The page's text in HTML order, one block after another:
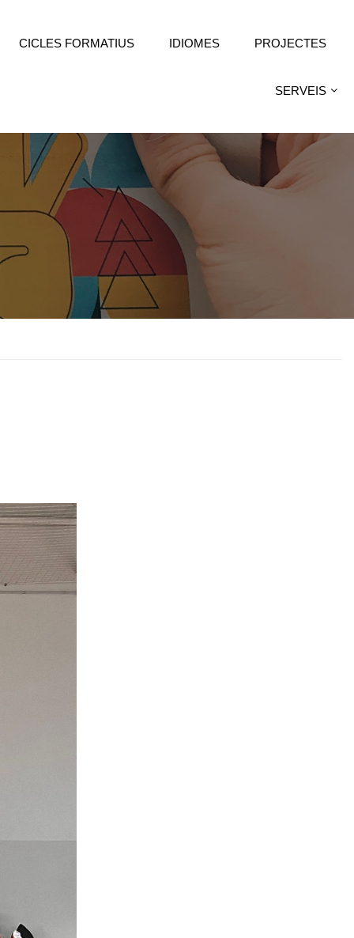
CICLES FORMATIUS IDIOMES PROJECTES
SERVEIS